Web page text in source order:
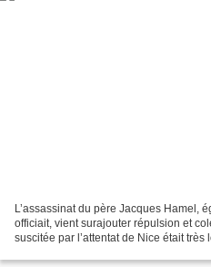
L’assassinat du père Jacques Hamel,
officiait, vient surajouter répulsion et
suscitée par l’attentat de Nice était très